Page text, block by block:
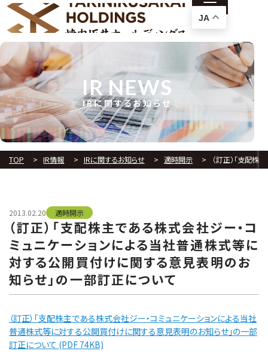
IRに関するお知らせ
IR NEWS
TOP IR情報 IRに関するお知らせ 適時開示 （訂正）「支配
2013.02.20 適時開示
（訂正）「支配株主である株式会社ジー・コ
ミュニケーションによる当社普通株式等に
対する公開買付けに関する意見表明のお
知らせ」の一部訂正について
（訂正）「支配株主である株式会社ジー・コミュニケーションによる当社
普通株式等に対する公開買付けに関する意見表明のお知らせ」の一部
訂正について (PDF 74KB)
JA